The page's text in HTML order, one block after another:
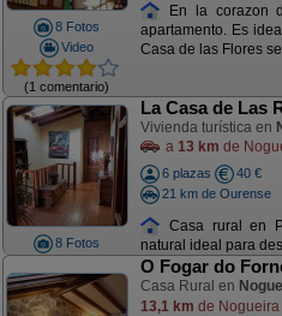
8 Fotos
Video
(1 comentario)
En la corazon
apartamento. Es
Casa de las Flores
8 Fotos
La Casa de Las
Vivienda turística en
a 13 km de
6 plazas
40 €
21 km de Ourense
Casa rural en
natural ideal para
O Fogar do
Casa Rural en
13,1 km de